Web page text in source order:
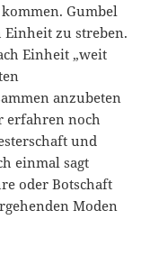
Gumbel
zu streben.
Einheit „weit
anzubeten
erfahren noch
und
einmal sagt
oder Botschaft
Moden